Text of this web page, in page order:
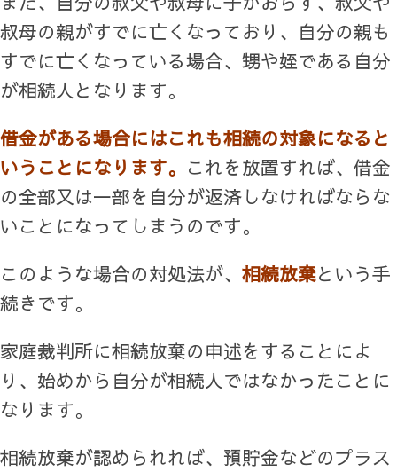
叔母の親がすでに亡くなっており、自分の親も
すでに亡くなっている場合、甥や姪である自分
が相続人となります。
借金がある場合にはこれも相続の対象になると
いうことになります。 これを放置すれば、借金
の全部又は一部を自分が返済しなければならな
いことになってしまうのです。
このような場合の対処法が、 相続放棄という手
続きです。
家庭裁判所に相続放棄の申述をすることによ
り、始めから自分が相続人ではなかったことに
なります。
相続放棄が認められれば、預貯金などのプラス